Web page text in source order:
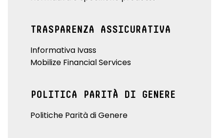
TRASPARENZA ASSICURATIVA
Informativa Ivass
Mobilize Financial Services
POLITICA PARITÀ DI GENERE
Politiche Parità di Genere